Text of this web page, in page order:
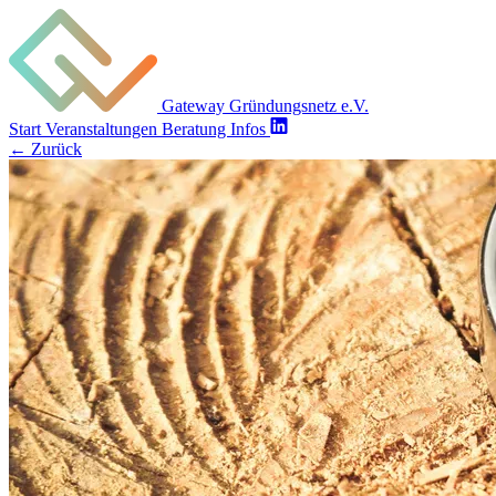
Gateway Gründungsnetz e.V.
Start Veranstaltungen Beratung Infos
← Zurück